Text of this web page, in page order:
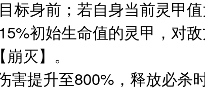
标身前；若自身当前灵甲
初始生命值的灵甲，对
灭】。
害提升至800%，释放必杀